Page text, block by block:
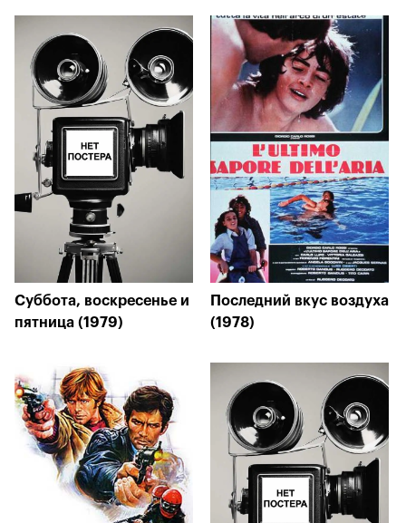
Суббота, воскресенье и
пятница (1979)
Последний вкус воздуха
(1978)